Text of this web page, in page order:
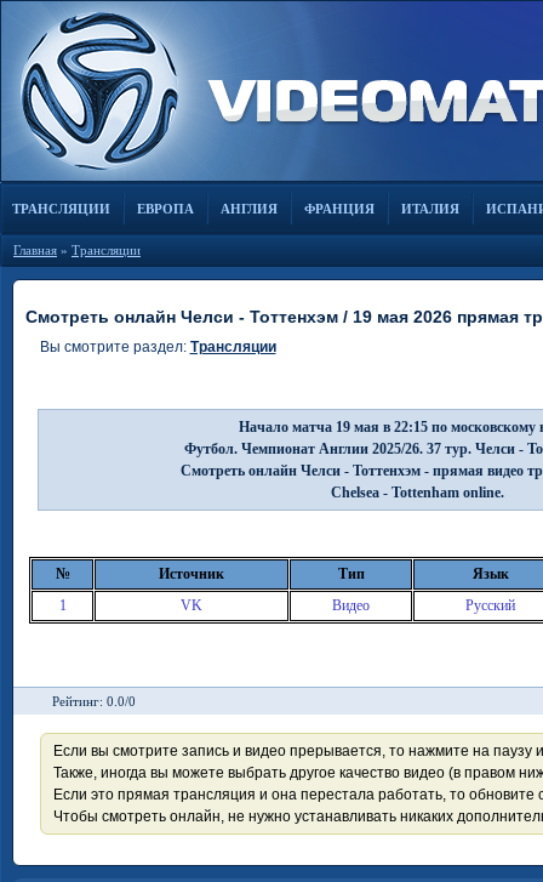
ТРАНСЛЯЦИИ ЕВРОПА АНГЛИЯ ФРАНЦИЯ ИТАЛИЯ
Главная » Трансляции
Смотреть онлайн Челси - Тоттенхэм / 19 мая 2026 прямая
Вы смотрите раздел: Трансляции
Начало матча 19 мая в 22:15 по московскому
Футбол. Чемпионат Англии 2025/26. 37 тур. Челси -
Смотреть онлайн Челси - Тоттенхэм - прямая видео
Chelsea - Tottenham online.
№ Источник Тип
Язык
1
VK Видео Русский
Рейтинг: 0.0/0
Если вы смотрите запись и видео прерывается, то нажмите на паузу
Также, иногда вы можете выбрать другое качество видео (в правом
Если это прямая трансляция и она перестала работать, то обновите
Чтобы смотреть онлайн, не нужно устанавливать никаких